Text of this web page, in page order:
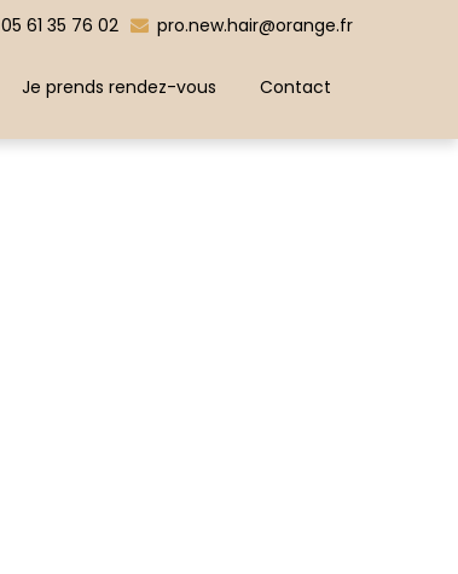
05 61 35 76 02 pro.new.hair@orange.fr
Je prends rendez-vous Contact